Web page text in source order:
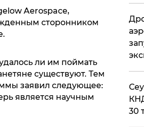
Aerospace,
сторонником
ли им поймать
существуют. Тем
заявил следующее:
является научным
30